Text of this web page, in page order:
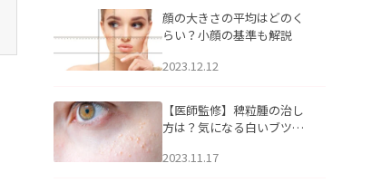
顔の大きさの平均はどのく
らい？小顔の基準も解説
2023.12.12
【医師監修】稗粒腫の治し
方は？気になる白いブツブ
アについて
2023.11.17